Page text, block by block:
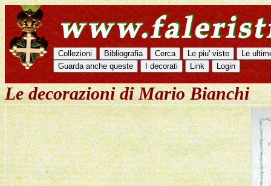
Le decorazioni di Mario Bianchi